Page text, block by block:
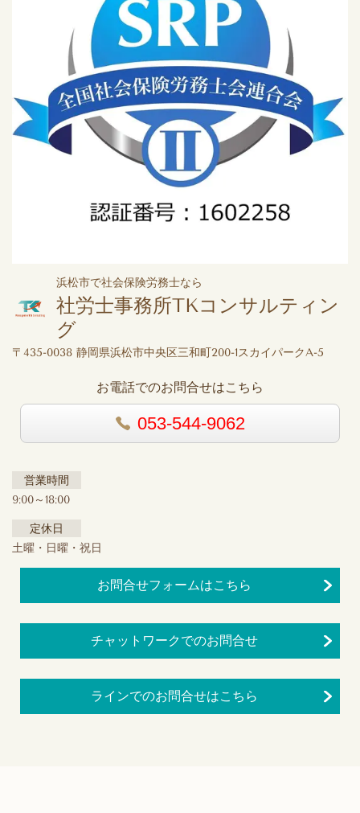
浜松市で社会保険労務士なら
社労士事務所TKコンサルティン
グ
〒435-0038 静岡県浜松市中央区三和町200-1スカイパークA-5
お電話でのお問合せはこちら
053-544-9062
営業時間
9:00～18:00
定休日
土曜・日曜・祝日
お問合せフォームはこちら
チャットワークでのお問合せ
ラインでのお問合せはこちら